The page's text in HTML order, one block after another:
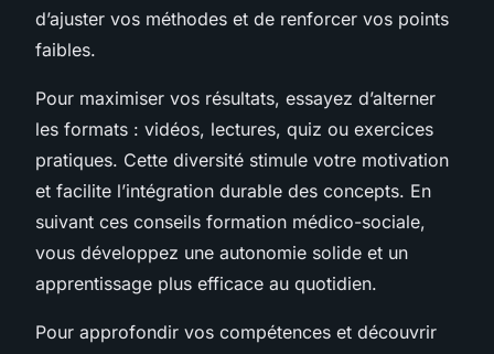
d’ajuster vos méthodes et de renforcer vos points
faibles.
Pour maximiser vos résultats, essayez d’alterner
les formats : vidéos, lectures, quiz ou exercices
pratiques. Cette diversité stimule votre motivation
et facilite l’intégration durable des concepts. En
suivant ces conseils formation médico-sociale,
vous développez une autonomie solide et un
apprentissage plus efficace au quotidien.
Pour approfondir vos compétences et découvrir